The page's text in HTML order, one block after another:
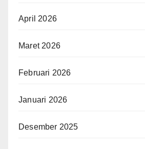
April 2026
Maret 2026
Februari 2026
Januari 2026
Desember 2025